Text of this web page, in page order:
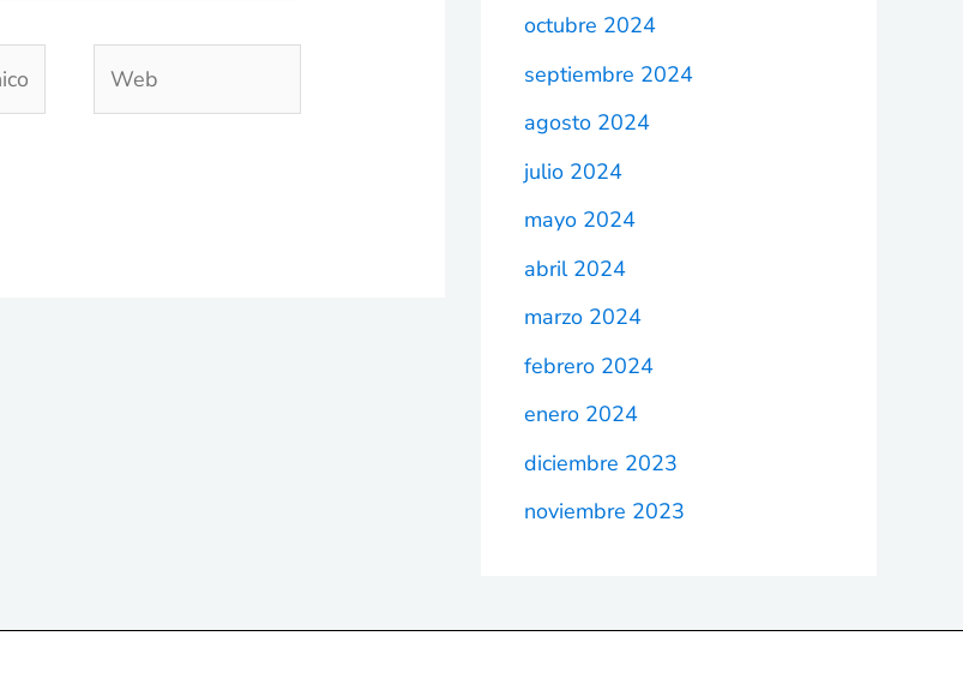
octubre 2024
septiembre 2024
agosto 2024
julio 2024
mayo 2024
abril 2024
marzo 2024
febrero 2024
enero 2024
diciembre 2023
noviembre 2023